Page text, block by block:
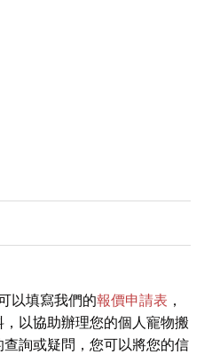
以填寫我們的報價申請表 ，
以協助辦理您的個人寵物搬
詢或疑問，您可以將您的信